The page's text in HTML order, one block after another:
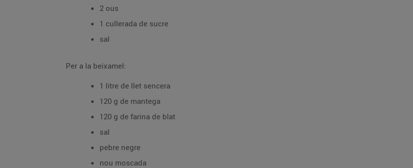
2 ous
1 cullerada de sucre
sal
Per a la beixamel:
1 litre de llet sencera
120 g de mantega
120 g de farina de blat
sal
pebre negre
nou moscada